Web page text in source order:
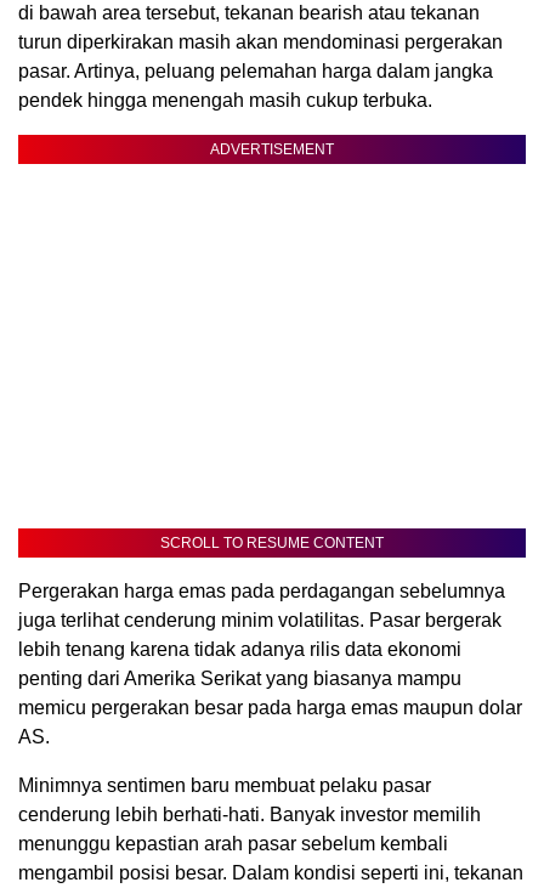
di bawah area tersebut, tekanan bearish atau tekanan
turun diperkirakan masih akan mendominasi pergerakan
pasar. Artinya, peluang pelemahan harga dalam jangka
pendek hingga menengah masih cukup terbuka.
ADVERTISEMENT
SCROLL TO RESUME CONTENT
Pergerakan harga emas pada perdagangan sebelumnya
juga terlihat cenderung minim volatilitas. Pasar bergerak
lebih tenang karena tidak adanya rilis data ekonomi
penting dari Amerika Serikat yang biasanya mampu
memicu pergerakan besar pada harga emas maupun dolar
AS.
Minimnya sentimen baru membuat pelaku pasar
cenderung lebih berhati-hati. Banyak investor memilih
menunggu kepastian arah pasar sebelum kembali
mengambil posisi besar. Dalam kondisi seperti ini, tekanan